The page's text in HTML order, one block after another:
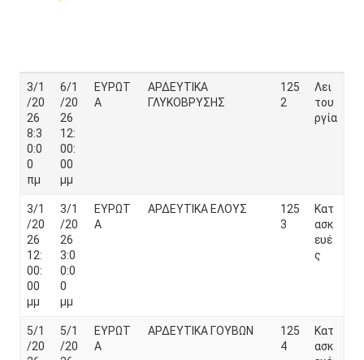
3/1
/20
26
8:3
0:0
0
πμ
6/1
/20
26
12:
00:
00
μμ
ΕΥΡΩΤ
Α
ΑΡΔΕΥΤΙΚΑ
ΓΛΥΚΟΒΡΥΣΗΣ
125
2
Λει
του
ργία
3/1
/20
26
12:
00:
00
μμ
3/1
/20
26
3:0
0:0
0
μμ
ΕΥΡΩΤ
Α
ΑΡΔΕΥΤΙΚΑ ΕΛΟΥΣ
125
3
Κατ
ασκ
ευέ
ς
5/1
/20
5/1
/20
ΕΥΡΩΤ
Α
ΑΡΔΕΥΤΙΚΑ ΓΟΥΒΩΝ
125
4
Κατ
ασκ